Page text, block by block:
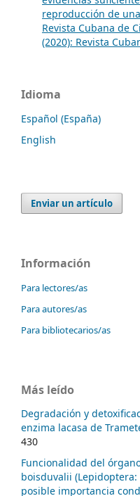
reproducción de
Revista Cubana de
(2020): Revista
Idioma
Español (España)
English
Enviar un artículo
Información
Para lectores/as
Para autores/as
Para bibliotecarios/as
Más leído
Degradación y
enzima lacasa de
430
Funcionalidad del
boisduvalii
posible importancia